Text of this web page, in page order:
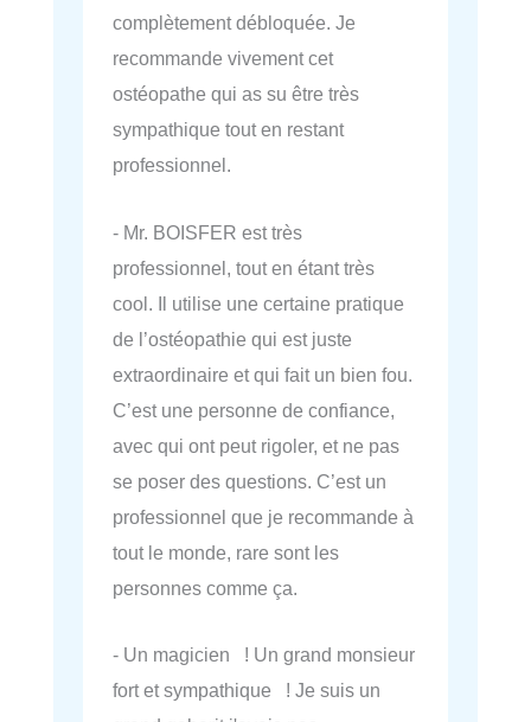
complètement débloquée. Je
recommande vivement cet
ostéopathe qui as su être très
sympathique tout en restant
professionnel.
- Mr. BOISFER est très
professionnel, tout en étant très
cool. Il utilise une certaine pratique
de l’ostéopathie qui est juste
extraordinaire et qui fait un bien fou.
C’est une personne de confiance,
avec qui ont peut rigoler, et ne pas
se poser des questions. C’est un
professionnel que je recommande à
tout le monde, rare sont les
personnes comme ça.
- Un magicien ! Un grand monsieur
fort et sympathique ! Je suis un